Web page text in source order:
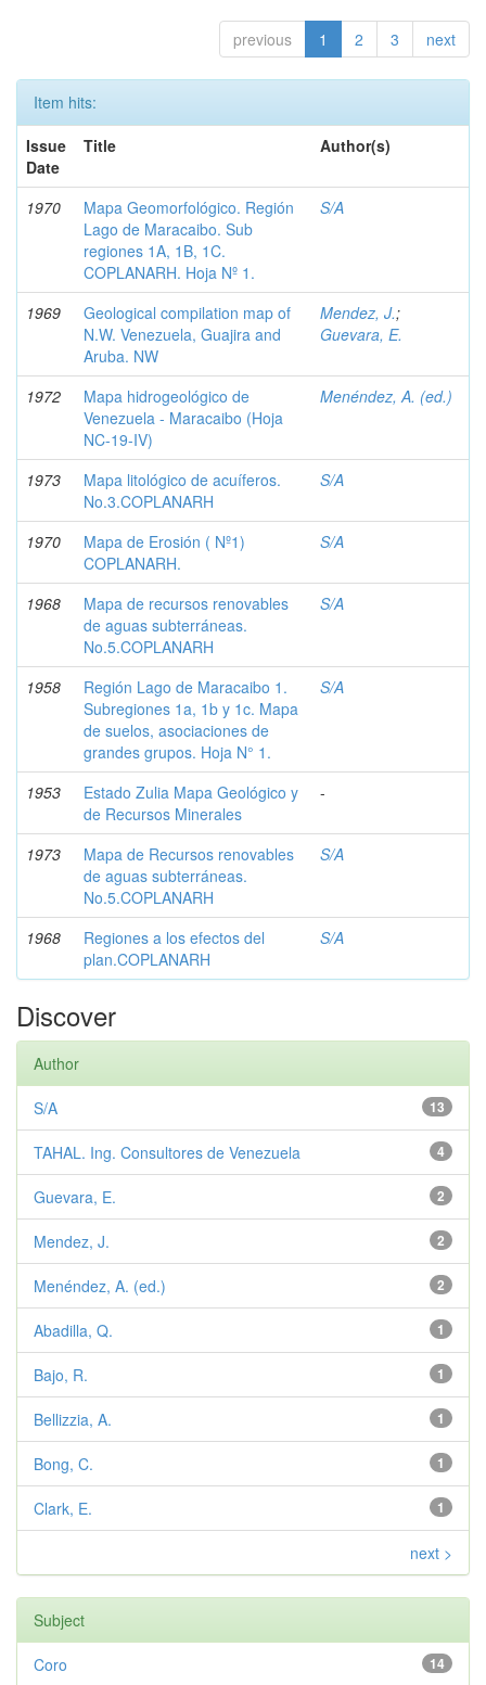
previous 1 2 3 next
Item hits:
Issue
Date
Title Author(s)
1970
Mapa Geomorfológico. Región
Lago de Maracaibo. Sub
regiones 1A, 1B, 1C.
COPLANARH. Hoja Nº 1.
S/A
1969
Geological compilation map of
N.W. Venezuela, Guajira and
Aruba. NW
Mendez, J.;
Guevara, E.
1972
Mapa hidrogeológico de
Venezuela - Maracaibo (Hoja
NC-19-IV)
Menéndez, A. (ed.)
1973
Mapa litológico de acuíferos.
No.3.COPLANARH
S/A
1970
Mapa de Erosión ( Nº1)
COPLANARH.
S/A
1968
Mapa de recursos renovables
de aguas subterráneas.
No.5.COPLANARH
S/A
1958
Región Lago de Maracaibo 1.
Subregiones 1a, 1b y 1c. Mapa
de suelos, asociaciones de
grandes grupos. Hoja N° 1.
S/A
1953
Estado Zulia Mapa Geológico y
de Recursos Minerales
-
1973
Mapa de Recursos renovables
de aguas subterráneas.
No.5.COPLANARH
S/A
1968
Regiones a los efectos del
plan.COPLANARH
S/A
Discover
Author
13
S/A
4
TAHAL. Ing. Consultores de Venezuela
2
Guevara, E.
2
Mendez, J.
2
Menéndez, A. (ed.)
1
Abadilla, Q.
1
Bajo, R.
1
Bellizzia, A.
1
Bong, C.
1
Clark, E.
next >
Subject
14
Coro